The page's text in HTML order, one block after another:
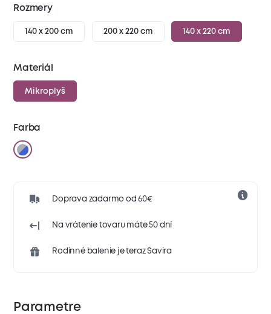
Rozmery
140 x 200 cm 200 x 220 cm 140 x 220 cm
Materiál
Mikroplyš
Farba
Doprava zadarmo od 60€
Na vrátenie tovaru máte 50 dní
Rodinné balenie je teraz Savira
Parametre